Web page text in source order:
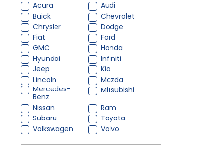
Acura
Audi
Buick
Chevrolet
Chrysler
Dodge
Fiat
Ford
GMC
Honda
Hyundai
Infiniti
Jeep
Kia
Lincoln
Mazda
Mercedes-
Benz
Mitsubishi
Nissan
Ram
Subaru
Toyota
Volkswagen
Volvo